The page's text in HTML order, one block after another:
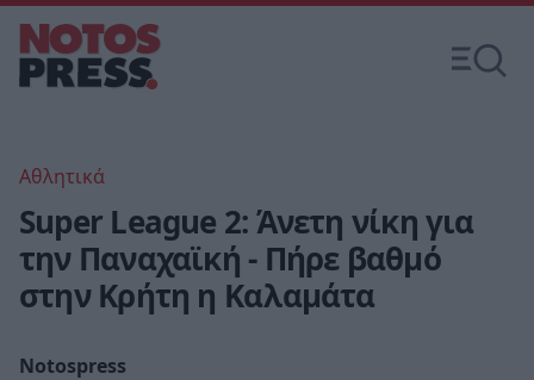
Αθλητικά
Super League 2: Άνετη νίκη για
την Παναχαϊκή - Πήρε βαθμό
στην Κρήτη η Καλαμάτα
Notospress